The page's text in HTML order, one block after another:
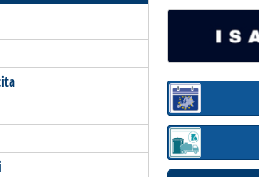
Sezione:
Sezione: